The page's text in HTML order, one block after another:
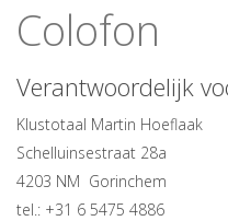
Colofon
Verantwoordelijk
Klustotaal Martin Hoeflaak
Schelluinsestraat 28a
4203 NM Gorinchem
tel.: +31 6 5475 4886